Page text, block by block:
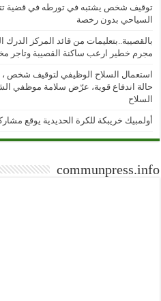
توقيف شخص يشتبه في تورطه في قضية
السياحي بدون رخصة
بالقصيبة..بتعليمات من قائد المركز
مجرم خطير ارعب ساكنة القصيبة وتاجر
استعمال السلاح الوظيفي لتوقيف شخص
حالة اندفاع قوية، عرّض سلامة موظفي
السلاح
أولمبيك خريبكة للكرة الحديدية يوقع
communpress.info